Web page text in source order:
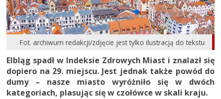
Fot. archiwum redakcji/zdjęcie jest tylko ilustracją do tekstu
Elbląg spadł w Indeksie Zdrowych Miast i znalazł się
dopiero na 29. miejscu. Jest jednak także powód do
dumy – nasze miasto wyróżniło się w dwóch
kategoriach, plasując się w czołówce w skali kraju.